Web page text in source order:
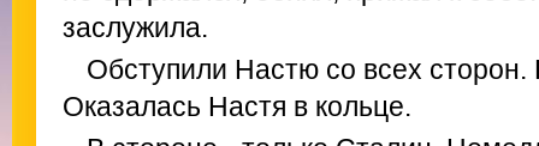
заслужила.
Обступили Настю со всех сторон.
Оказалась Настя в кольце.